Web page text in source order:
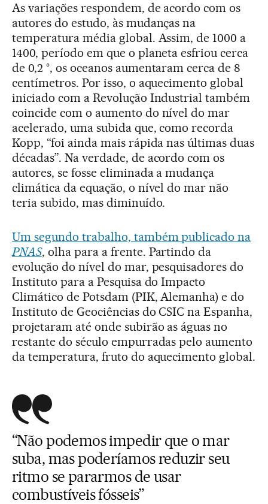
As variações respondem, de acordo com os
autores do estudo, às mudanças na
temperatura média global. Assim, de 1000 a
1400, período em que o planeta esfriou cerca
de 0,2 °, os oceanos aumentaram cerca de 8
centímetros. Por isso, o aquecimento global
iniciado com a Revolução Industrial também
coincide com o aumento do nível do mar
acelerado, uma subida que, como recorda
Kopp, “foi ainda mais rápida nas últimas duas
décadas”. Na verdade, de acordo com os
autores, se fosse eliminada a mudança
climática da equação, o nível do mar não
teria subido, mas diminuído.
Um segundo trabalho, também publicado na
PNAS, olha para a frente. Partindo da
evolução do nível do mar, pesquisadores do
Instituto para a Pesquisa do Impacto
Climático de Potsdam (PIK, Alemanha) e do
Instituto de Geociências do CSIC na Espanha,
projetaram até onde subirão as águas no
restante do século empurradas pelo aumento
da temperatura, fruto do aquecimento global.
“Não podemos impedir que o mar
suba, mas poderíamos reduzir seu
ritmo se pararmos de usar
combustíveis fósseis”